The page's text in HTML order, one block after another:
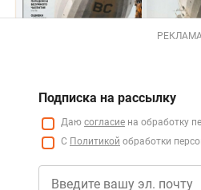
РЕКЛАМА
Подписка на рассылку
Даю согласие на обработку
С Политикой обработки